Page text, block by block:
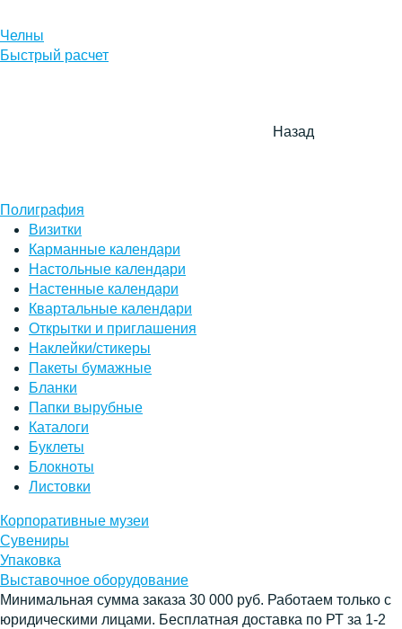
Челны
Быстрый расчет
Назад
Полиграфия
Визитки
Карманные календари
Настольные календари
Настенные календари
Квартальные календари
Открытки и приглашения
Наклейки/стикеры
Пакеты бумажные
Бланки
Папки вырубные
Каталоги
Буклеты
Блокноты
Листовки
Корпоративные музеи
Сувениры
Упаковка
Выставочное оборудование
Минимальная сумма заказа 30 000 руб. Работаем только с
юридическими лицами. Бесплатная доставка по РТ за 1-2